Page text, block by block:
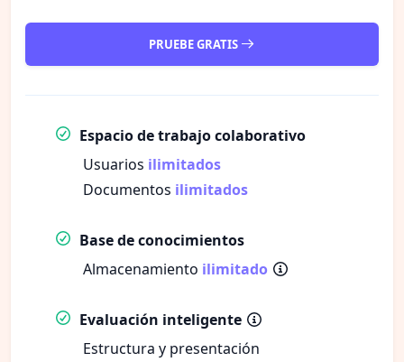
PRUEBE GRATIS
Espacio de trabajo colaborativo
Usuarios ilimitados
Documentos ilimitados
Base de conocimientos
Almacenamiento ilimitado
Evaluación inteligente
Estructura y presentación